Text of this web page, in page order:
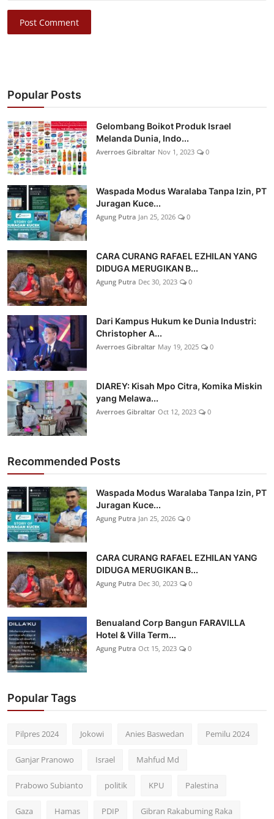
Post Comment
Popular Posts
Gelombang Boikot Produk Israel
Melanda Dunia, Indo...
Averroes Gibraltar Nov 1, 2023 0
Waspada Modus Waralaba Tanpa Izin, PT
Juragan Kuce...
Agung Putra Jan 25, 2026 0
CARA CURANG RAFAEL EZHILAN YANG
DIDUGA MERUGIKAN B...
Agung Putra Dec 30, 2023 0
Dari Kampus Hukum ke Dunia Industri:
Christopher A...
Averroes Gibraltar May 19, 2025 0
DIAREY: Kisah Mpo Citra, Komika Miskin
yang Melawa...
Averroes Gibraltar Oct 12, 2023 0
Recommended Posts
Waspada Modus Waralaba Tanpa Izin, PT
Juragan Kuce...
Agung Putra Jan 25, 2026 0
CARA CURANG RAFAEL EZHILAN YANG
DIDUGA MERUGIKAN B...
Agung Putra Dec 30, 2023 0
Benualand Corp Bangun FARAVILLA
Hotel & Villa Term...
Agung Putra Oct 15, 2023 0
Popular Tags
Pilpres 2024 Jokowi Anies Baswedan Pemilu 2024
Ganjar Pranowo Israel Mahfud Md
Prabowo Subianto politik KPU Palestina
Gaza Hamas PDIP Gibran Rakabuming Raka